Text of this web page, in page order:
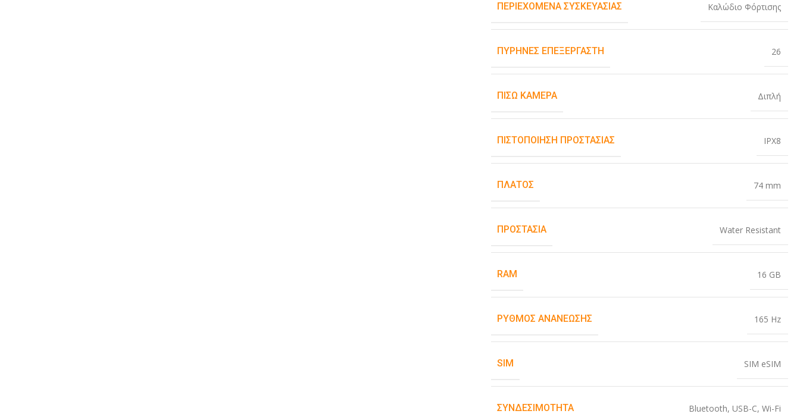
ΠΕΡΙΕΧΌΜΕΝΑ ΣΥΣΚΕΥΑΣΊΑΣ Καλώδιο Φόρτισης
ΠΥΡΉΝΕΣ ΕΠΕΞΕΡΓΑΣΤΉ 26
ΠΊΣΩ ΚΆΜΕΡΑ Διπλή
ΠΙΣΤΟΠΟΊΗΣΗ ΠΡΟΣΤΑΣΊΑΣ IPX8
ΠΛΆΤΟΣ 74 mm
ΠΡΟΣΤΑΣΊΑ Water Resistant
RAM 16 GB
ΡΥΘΜΌΣ ΑΝΑΝΈΩΣΗΣ 165 Hz
SIM SIM eSIM
ΣΥΝΔΕΣΙΜΌΤΗΤΑ Bluetooth, USB-C, Wi-Fi